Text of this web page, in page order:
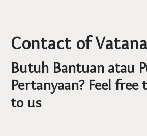
Contact of
Butuh Bantuan atau
Pertanyaan? Feel
to us